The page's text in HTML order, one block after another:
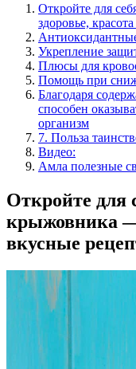
Откройте для
здоровье,
Укрепление
Плюсы для
Помощь при
Благодаря
способен
организм
7. Польза
Видео:
Амла полезные
Откройте для
крыжовника —
вкусные